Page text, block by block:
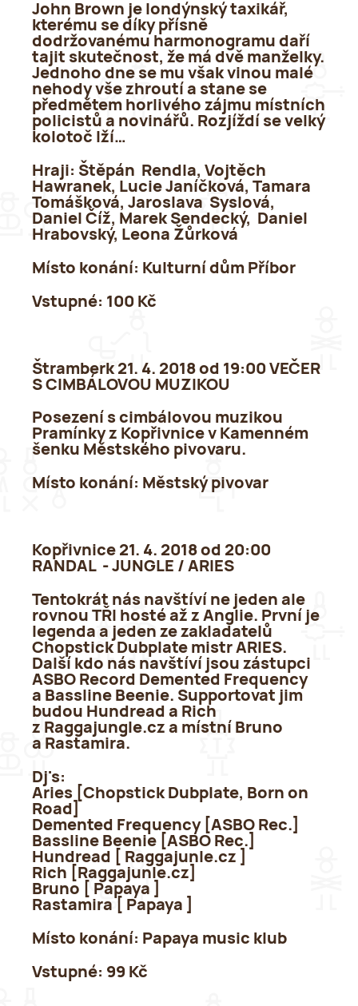
John Brown je londýnský taxikář,
kterému se díky přísně
dodržovanému harmonogramu daří
tajit skutečnost, že má dvě manželky.
Jednoho dne se mu však vinou malé
nehody vše zhroutí a stane se
předmětem horlivého zájmu místních
policistů a novinářů. Rozjíždí se velký
kolotoč lží…
Hraji: Štěpán Rendla, Vojtěch
Hawranek, Lucie Janíčková, Tamara
Tomášková, Jaroslava Syslová,
Daniel Číž, Marek Sendecký, Daniel
Hrabovský, Leona Žůrková
Místo konání: Kulturní dům Příbor
Vstupné: 100 Kč
Štramberk 21. 4. 2018 od 19:00 VEČER
S CIMBÁLOVOU MUZIKOU
Posezení s cimbálovou muzikou
Pramínky z Kopřivnice v Kamenném
šenku Městského pivovaru.
Místo konání: Městský pivovar
Kopřivnice 21. 4. 2018 od 20:00
RANDAL - JUNGLE / ARIES
Tentokrát nás navštíví ne jeden ale
rovnou TŘI hosté až z Anglie. První je
legenda a jeden ze zakladatelů
Chopstick Dubplate mistr ARIES.
Další kdo nás navštíví jsou zástupci
ASBO Record Demented Frequency
a Bassline Beenie. Supportovat jim
budou Hundread a Rich
z Raggajungle.cz a místní Bruno
a Rastamira.
Dj's:
Aries [Chopstick Dubplate, Born on
Road]
Demented Frequency [ASBO Rec.]
Bassline Beenie [ASBO Rec.]
Hundread [ Raggajunle.cz ]
Rich [Raggajunle.cz]
Bruno [ Papaya ]
Rastamira [ Papaya ]
Místo konání: Papaya music klub
Vstupné: 99 Kč